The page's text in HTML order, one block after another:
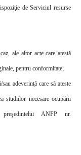
de Serviciul resurse
ale altor acte care atestă
pentru conformitate;
adeverinţă care să ateste
studiilor necesare ocupării
şedintelui ANFP nr.